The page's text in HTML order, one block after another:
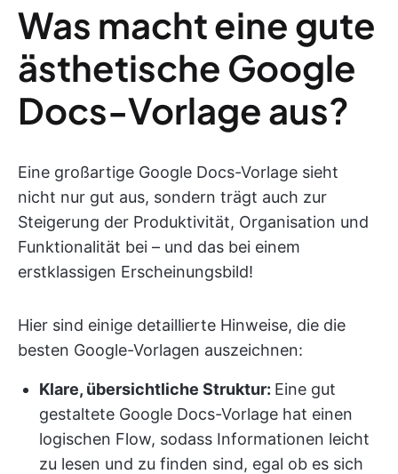
Was macht eine gute
ästhetische Google
Docs-Vorlage aus?
Eine großartige Google Docs-Vorlage sieht
nicht nur gut aus, sondern trägt auch zur
Steigerung der Produktivität, Organisation und
Funktionalität bei – und das bei einem
erstklassigen Erscheinungsbild!
Hier sind einige detaillierte Hinweise, die die
besten Google-Vorlagen auszeichnen:
Klare, übersichtliche Struktur: Eine gut
gestaltete Google Docs-Vorlage hat einen
logischen Flow, sodass Informationen leicht
zu lesen und zu finden sind, egal ob es sich